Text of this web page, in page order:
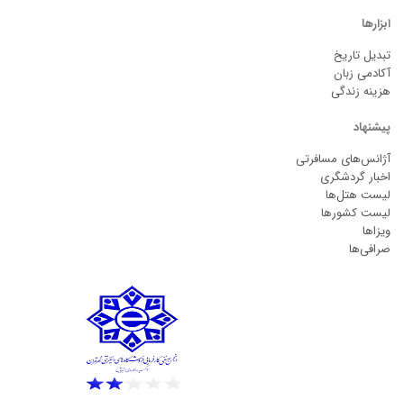
ابزارها
تبدیل تاریخ
آکادمی زبان
هزینه زندگی
پیشنهاد
آژانس‌های مسافرتی
اخبار گردشگری
لیست هتل‌ها
لیست کشورها
ویزاها
صرافی‌ها